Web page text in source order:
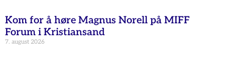
Kom for å høre Magnus Norell på MIFF
Forum i Kristiansand
7. august 2026